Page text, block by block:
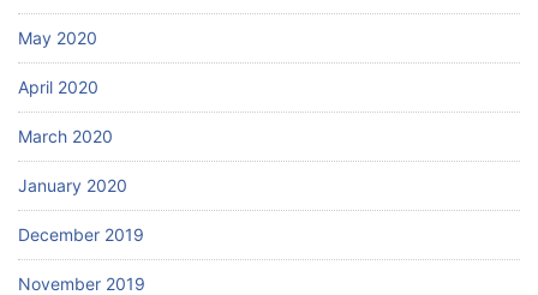
May 2020
April 2020
March 2020
January 2020
December 2019
November 2019